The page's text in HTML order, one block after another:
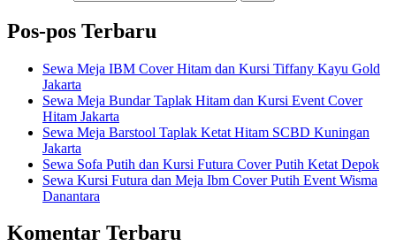
Pos-pos Terbaru
Sewa Meja IBM Cover Hitam dan Kursi Tiffany Kayu Gold
Jakarta
Sewa Meja Bundar Taplak Hitam dan Kursi Event Cover
Hitam Jakarta
Sewa Meja Barstool Taplak Ketat Hitam SCBD Kuningan
Jakarta
Sewa Sofa Putih dan Kursi Futura Cover Putih Ketat Depok
Sewa Kursi Futura dan Meja Ibm Cover Putih Event Wisma
Danantara
Komentar Terbaru